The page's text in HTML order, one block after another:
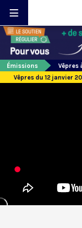
Émissions
Vêpres
Vêpres du 12 janvier